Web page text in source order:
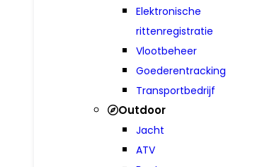
Elektronische
rittenregistratie
Vlootbeheer
Goederen­tracking
Transportbedrijf
Outdoor
Jacht
ATV